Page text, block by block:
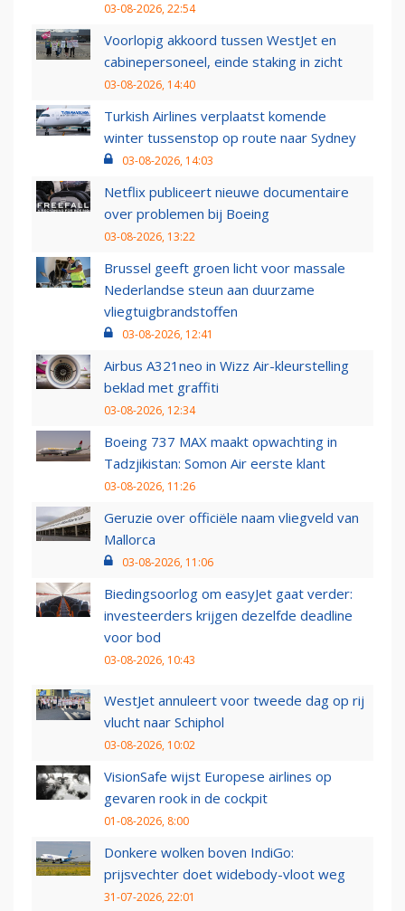
03-08-2026, 22:54
Voorlopig akkoord tussen WestJet en
cabinepersoneel, einde staking in zicht
03-08-2026, 14:40
Turkish Airlines verplaatst komende
winter tussenstop op route naar Sydney
03-08-2026, 14:03
Netflix publiceert nieuwe documentaire
over problemen bij Boeing
03-08-2026, 13:22
Brussel geeft groen licht voor massale
Nederlandse steun aan duurzame
vliegtuigbrandstoffen
03-08-2026, 12:41
Airbus A321neo in Wizz Air-kleurstelling
beklad met graffiti
03-08-2026, 12:34
Boeing 737 MAX maakt opwachting in
Tadzjikistan: Somon Air eerste klant
03-08-2026, 11:26
Geruzie over officiële naam vliegveld van
Mallorca
03-08-2026, 11:06
Biedingsoorlog om easyJet gaat verder:
investeerders krijgen dezelfde deadline
voor bod
03-08-2026, 10:43
WestJet annuleert voor tweede dag op rij
vlucht naar Schiphol
03-08-2026, 10:02
VisionSafe wijst Europese airlines op
gevaren rook in de cockpit
01-08-2026, 8:00
Donkere wolken boven IndiGo:
prijsvechter doet widebody-vloot weg
31-07-2026, 22:01